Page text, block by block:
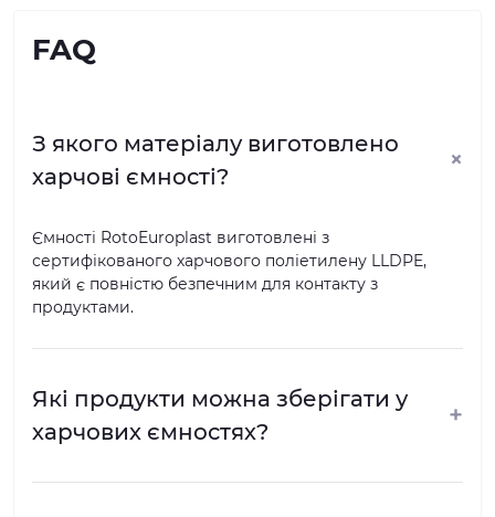
FAQ
З якого матеріалу виготовлено
харчові ємності?
+
Ємності RotoEuroplast виготовлені з
сертифікованого харчового поліетилену LLDPE,
який є повністю безпечним для контакту з
продуктами.
Які продукти можна зберігати у
харчових ємностях?
+